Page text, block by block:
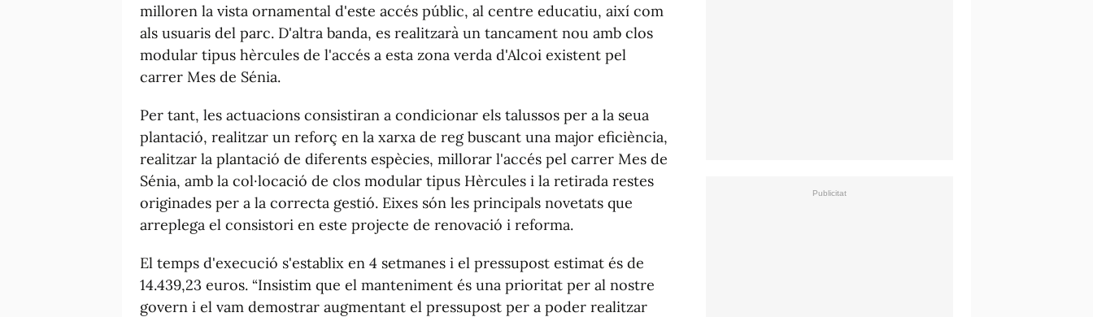
milloren la vista ornamental d'este accés públic, al centre educatiu, així com
als usuaris del parc. D'altra banda, es realitzarà un tancament nou amb clos
modular tipus hèrcules de l'accés a esta zona verda d'Alcoi existent pel
carrer Mes de Sénia.
Per tant, les actuacions consistiran a condicionar els talussos per a la seua
plantació, realitzar un reforç en la xarxa de reg buscant una major eficiència,
realitzar la plantació de diferents espècies, millorar l'accés pel carrer Mes de
Sénia, amb la col·locació de clos modular tipus Hèrcules i la retirada restes
originades per a la correcta gestió. Eixes són les principals novetats que
arreplega el consistori en este projecte de renovació i reforma.
El temps d'execució s'establix en 4 setmanes i el pressupost estimat és de
14.439,23 euros. “Insistim que el manteniment és una prioritat per al nostre
govern i el vam demostrar augmentant el pressupost per a poder realitzar